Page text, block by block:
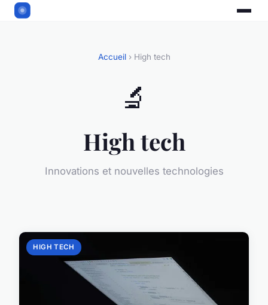
Accueil› High tech
🔬
High tech
Innovations et nouvelles technologies
HIGH TECH